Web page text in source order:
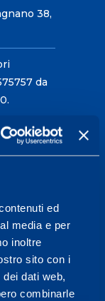
ed
media e per
inoltre
sito con i
dati web,
combinarle
38,
da